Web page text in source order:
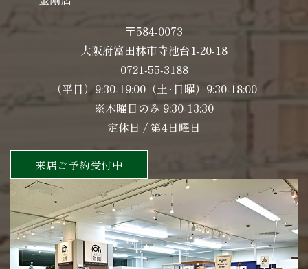
〒584-0073
大阪府富田林市寺池台1-20-18
0721-55-3188
（平日）9:30-19:00（土･日曜）9:30-18:00
※木曜日のみ 9:30-13:30
定休日 / 第4日曜日
来店ご予約受付中